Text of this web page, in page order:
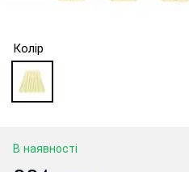
Колір
В наявності